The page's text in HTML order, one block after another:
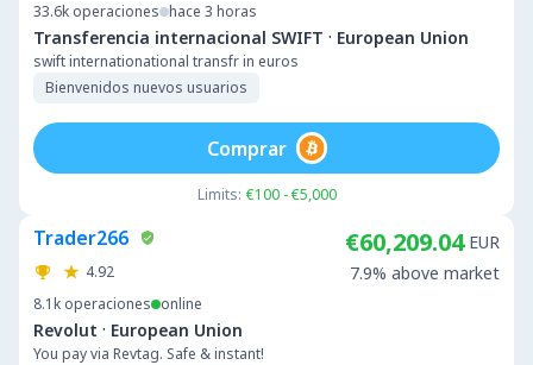
33.6k operaciones hace 3 horas
Transferencia internacional SWIFT · European Union
swift internationational transfr in euros
Bienvenidos nuevos usuarios
Limits: €100 - €5,000
Comprar
Trader266
4.92
8.1k operaciones online
Revolut · European Union
You pay via Revtag. Safe & instant!
€60,209.04 EUR
7.9% above market